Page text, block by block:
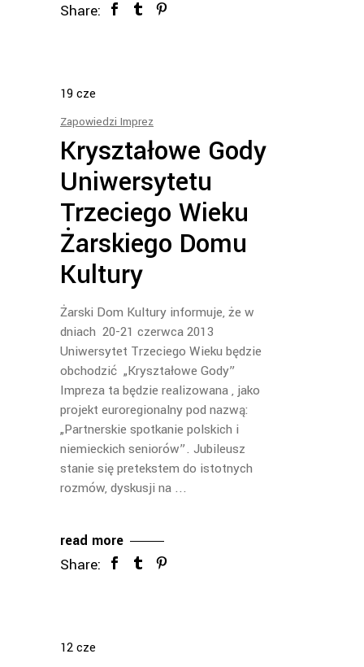
Share:
19cze
Zapowiedzi Imprez
Kryształowe Gody
Uniwersytetu
Trzeciego Wieku
Żarskiego Domu
Kultury
Żarski Dom Kultury informuje, że w
dniach 20-21 czerwca 2013
Uniwersytet Trzeciego Wieku będzie
obchodzić „Kryształowe Gody”
Impreza ta będzie realizowana , jako
projekt euroregionalny pod nazwą:
„Partnerskie spotkanie polskich i
niemieckich seniorów”. Jubileusz
stanie się pretekstem do istotnych
rozmów, dyskusji na
read more
Share:
12cze